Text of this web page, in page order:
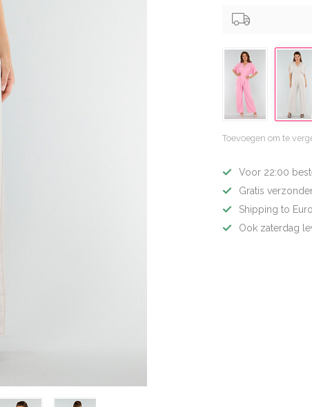
Toevoegen om te
Voor 22:00
Gratis
Shipping to
Ook zaterdag